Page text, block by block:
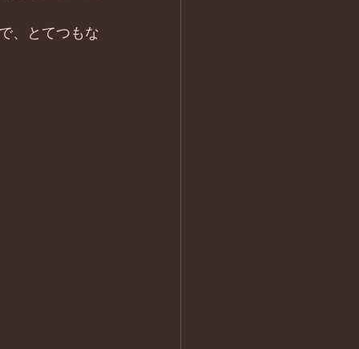
、とてつもな